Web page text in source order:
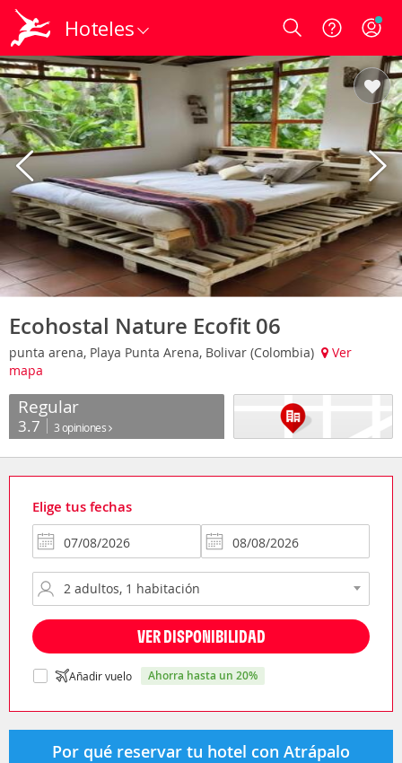
Hoteles Login
Ecohostal Nature Ecofit 06
punta arena, Playa Punta Arena, Bolivar (Colombia)
Ver
mapa
Regular
3.7 3 opiniones
Elige tus fechas
VER DISPONIBILIDAD
Añadir vuelo ahorra hasta un 20%
Por qué reservar tu hotel con Atrápalo